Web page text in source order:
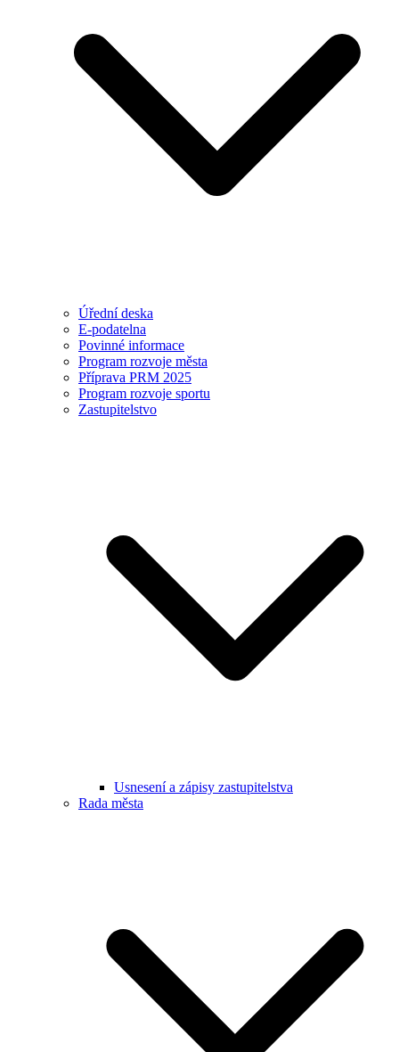
Úřední deska
E-podatelna
Povinné informace
Program rozvoje města
Příprava PRM 2025
Program rozvoje sportu
Zastupitelstvo
Usnesení a zápisy zastupitelstva
Rada města